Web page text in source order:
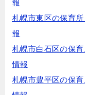
報
札幌市東区の保育
報
札幌市白石区の保
情報
札幌市豊平区の保